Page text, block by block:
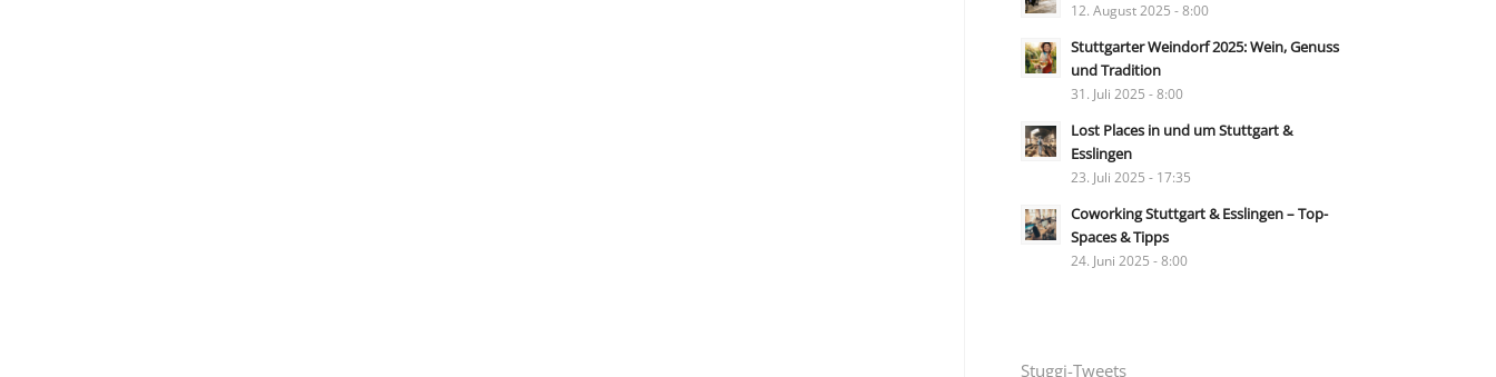
12. August 2025 - 8:00
Stuttgarter Weindorf 2025: Wein, Genuss
und Tradition
31. Juli 2025 - 8:00
Lost Places in und um Stuttgart &
Esslingen
23. Juli 2025 - 17:35
Coworking Stuttgart & Esslingen – Top-
Spaces & Tipps
24. Juni 2025 - 8:00
Stuggi-Tweets